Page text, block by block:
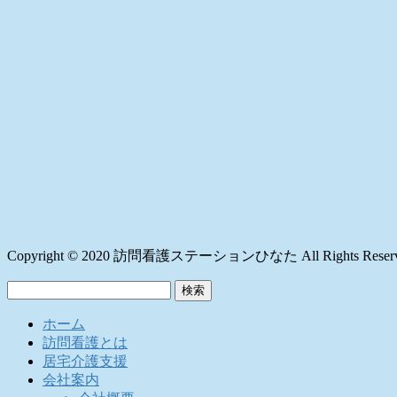
Copyright © 2020 訪問看護ステーションひなた All Rights
ホーム
訪問看護とは
居宅介護支援
会社案内